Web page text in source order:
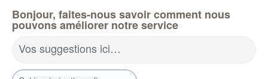
Bonjour, faites-nous savoir comment nous
pouvons améliorer notre service
Vos suggestions ici…